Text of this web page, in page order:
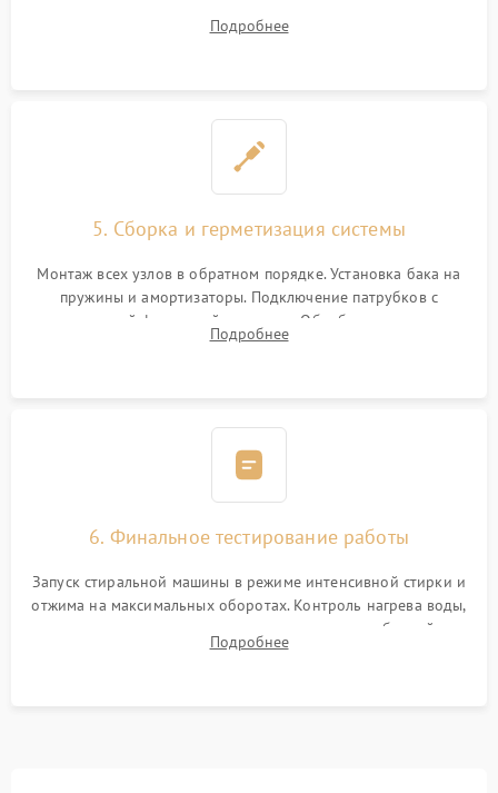
или поврежденной резиновой манжеты.
Подробнее
5. Сборка и герметизация системы
Монтаж всех узлов в обратном порядке. Установка бака на
пружины и амортизаторы. Подключение патрубков с
надежной фиксацией хомутами. Обработка стыков
герметиком для предотвращения возможных протечек воды.
Подробнее
6. Финальное тестирование работы
Запуск стиральной машины в режиме интенсивной стирки и
отжима на максимальных оборотах. Контроль нагрева воды,
корректности слива, отсутствия излишних вибраций,
посторонних стуков и протечек под корпусом.
Подробнее